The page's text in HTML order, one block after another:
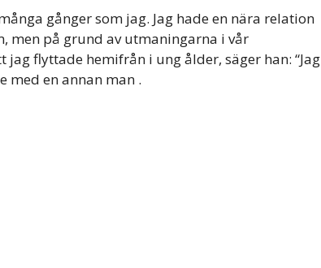
gånger som jag. Jag hade en nära relation
men på grund av utmaningarna i vår
flyttade hemifrån i ung ålder, säger han: “Jag
en annan man .